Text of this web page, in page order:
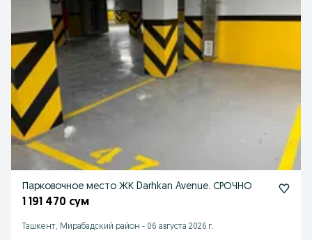
Парковочное место ЖК Darhkan Avenue. СРОЧНО
1 191 470 сум
Ташкент, Мирабадский район - 06 августа 2026 г.